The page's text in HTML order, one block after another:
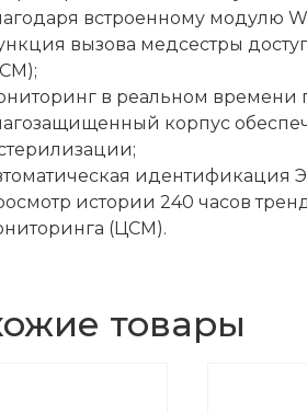
встроенному модулю
вызова медсестры
в реальном времени
корпус
идентификация
истории 240 часов
(ЦСМ).
товары